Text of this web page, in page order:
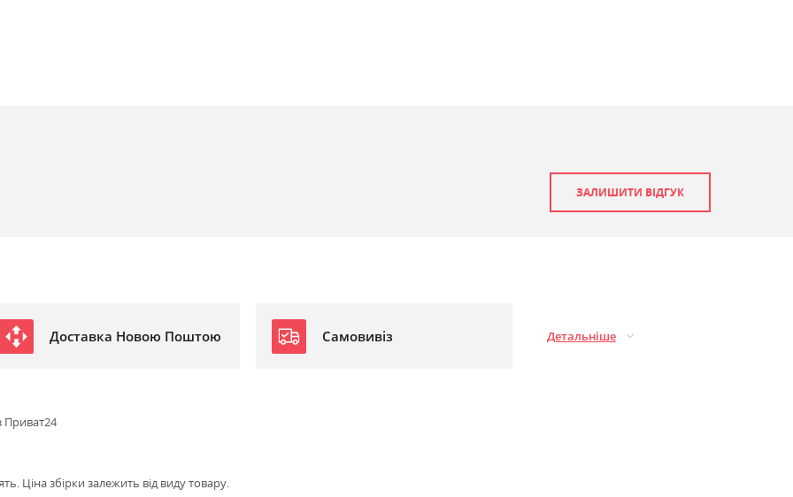
ЗАЛИШИТИ ВІДГУК
Доставка Новою Поштою Самовивіз Детальніше
Приват24
Ціна збірки залежить від виду товару.